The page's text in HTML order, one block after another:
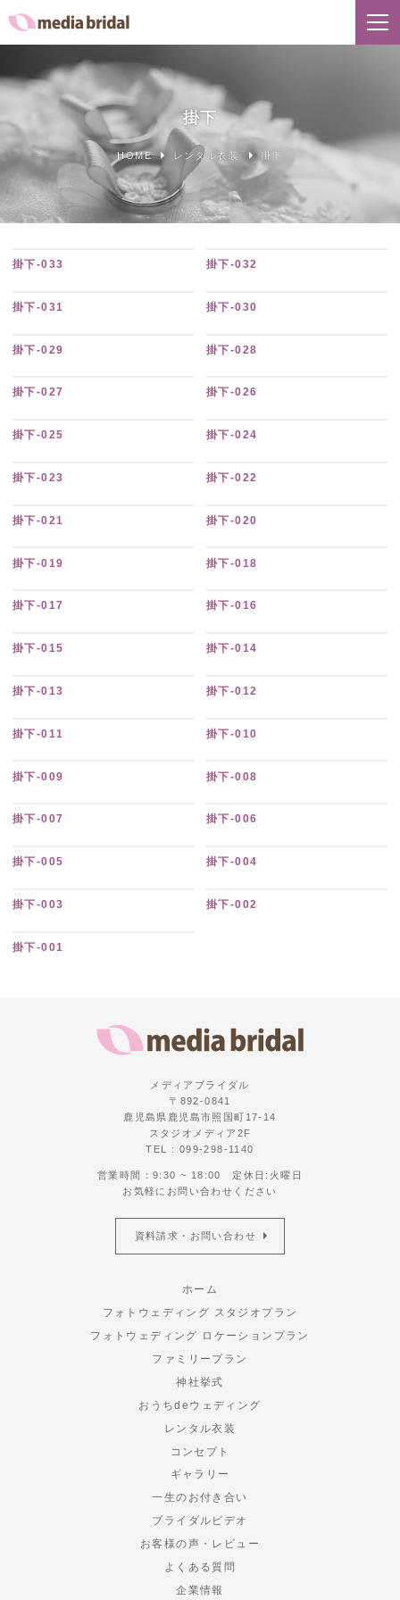
掛下
HOME レンタル衣装 掛下
掛下-033 掛下-032
掛下-031 掛下-030
掛下-029 掛下-028
掛下-027 掛下-026
掛下-025 掛下-024
掛下-023 掛下-022
掛下-021 掛下-020
掛下-019 掛下-018
掛下-017 掛下-016
掛下-015 掛下-014
掛下-013 掛下-012
掛下-011 掛下-010
掛下-009 掛下-008
掛下-007 掛下-006
掛下-005 掛下-004
掛下-003 掛下-002
掛下-001
メディアブライダル
〒892-0841
鹿児島県鹿児島市照国町17-14
スタジオメディア2F
TEL : 099-298-1140
営業時間：9:30 ~ 18:00 定休日:火曜日
お気軽にお問い合わせください
資料請求・お問い合わせ
ホーム
フォトウェディング スタジオプラン
フォトウェディング ロケーションプラン
ファミリープラン
神社挙式
おうちdeウェディング
レンタル衣装
コンセプト
ギャラリー
一生のお付き合い
ブライダルビデオ
お客様の声・レビュー
よくある質問
企業情報